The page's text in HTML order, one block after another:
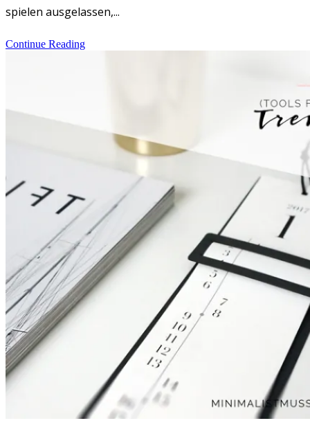
spielen ausgelassen,...
Continue Reading